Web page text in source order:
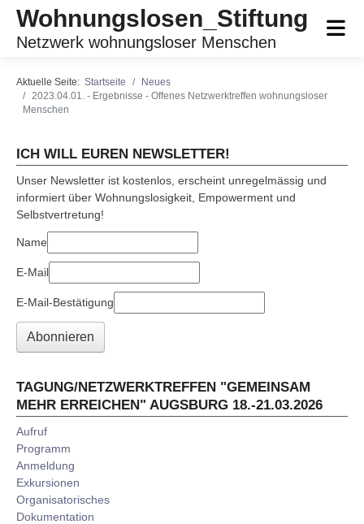
Wohnungslosen_Stiftung
Netzwerk wohnungsloser Menschen
Aktuelle Seite: Startseite
Neues
2023.04.01. - Ergebnisse - Offenes Netzwerktreffen wohnungsloser
Menschen
ICH WILL EUREN NEWSLETTER!
Unser Newsletter ist kostenlos, erscheint unregelmässig und
informiert über Wohnungslosigkeit, Empowerment und
Selbstvertretung!
Name
E-Mail
E-Mail-Bestätigung
Abonnieren
TAGUNG/NETZWERKTREFFEN "GEMEINSAM
MEHR ERREICHEN" AUGSBURG 18.-21.03.2026
Aufruf
Programm
Anmeldung
Exkursionen
Organisatorisches
Dokumentation